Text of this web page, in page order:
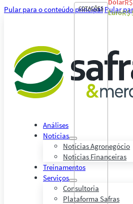
Pular para o conteúdo principal Pular
Análises
Notícias
Notícias Agronegócio
Notícias Financeiras
Treinamentos
Serviços
Consultoria
Plataforma Safras
COTAÇÕES
Dólar
EuroR$